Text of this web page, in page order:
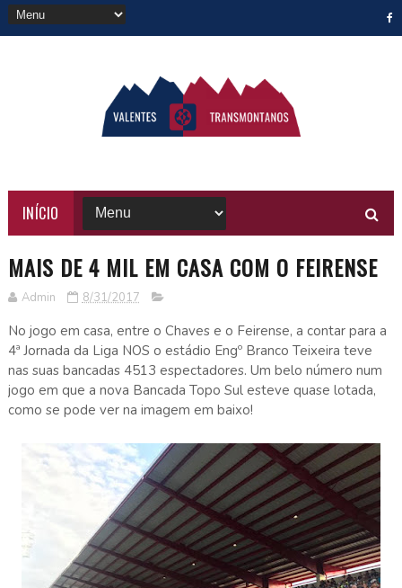
INÍCIO
MAIS DE 4 MIL EM CASA COM O FEIRENSE
Admin 8/31/2017
No jogo em casa, entre o Chaves e o Feirense, a contar para a
4ª Jornada da Liga NOS o estádio Engº Branco Teixeira teve
nas suas bancadas 4513 espectadores. Um belo número num
jogo em que a nova Bancada Topo Sul esteve quase lotada,
como se pode ver na imagem em baixo!